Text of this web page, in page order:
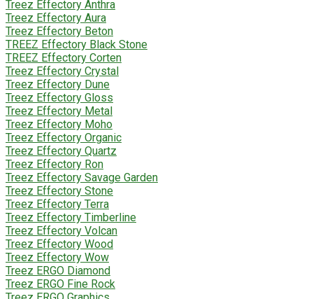
Treez Effectory Anthra
Treez Effectory Aura
Treez Effectory Beton
TREEZ Effectory Black Stone
TREEZ Effectory Corten
Treez Effectory Crystal
Treez Effectory Dune
Treez Effectory Gloss
Treez Effectory Metal
Treez Effectory Moho
Treez Effectory Organic
Treez Effectory Quartz
Treez Effectory Ron
Treez Effectory Savage Garden
Treez Effectory Stone
Treez Effectory Terra
Treez Effectory Timberline
Treez Effectory Volcan
Treez Effectory Wood
Treez Effectory Wow
Treez ERGO Diamond
Treez ERGO Fine Rock